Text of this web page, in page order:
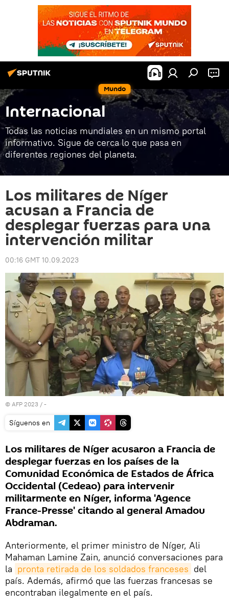
Mundo
Internacional
Todas las noticias mundiales en un mismo portal
informativo. Sigue de cerca lo que pasa en
diferentes regiones del planeta.
Los militares de Níger
acusan a Francia de
desplegar fuerzas para una
intervención militar
00:16 GMT 10.09.2023
© AFP 2023 / -
Síguenos en
Los militares de Níger acusaron a Francia de
desplegar fuerzas en los países de la
Comunidad Económica de Estados de África
Occidental (Cedeao) para intervenir
militarmente en Níger, informa 'Agence
France-Presse' citando al general Amadou
Abdraman.
Anteriormente, el primer ministro de Níger, Ali
Mahaman Lamine Zain, anunció conversaciones para
la pronta retirada de los soldados franceses del
país. Además, afirmó que las fuerzas francesas se
encontraban ilegalmente en el país.